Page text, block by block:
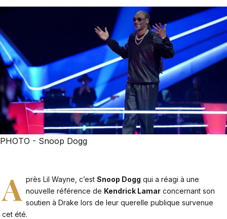
PHOTO - Snoop Dogg
A près Lil Wayne, c’estSnoop Dogg qui a réagi à une
nouvelle référence de Kendrick Lamar concernant son
soutien à Drake lors de leur querelle publique survenue
cet été.